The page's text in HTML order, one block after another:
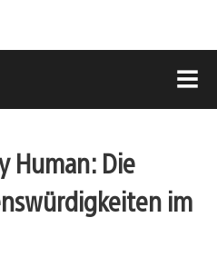
Human: Die
im